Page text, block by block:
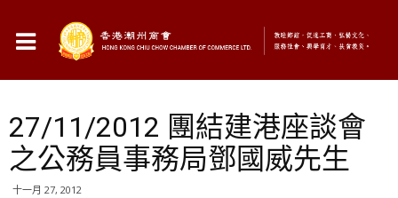
27/11/2012 團結建港座談會
之公務員事務局鄧國威先生
十一月 27, 2012